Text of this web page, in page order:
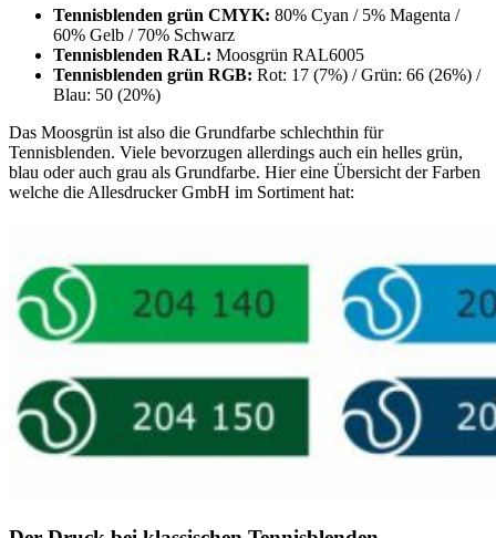
Tennisblenden grün CMYK: 80% Cyan / 5% Magenta /
60% Gelb / 70% Schwarz
Tennisblenden RAL: Moosgrün RAL6005
Tennisblenden grün RGB: Rot: 17 (7%) / Grün: 66 (26%) /
Blau: 50 (20%)
Das Moosgrün ist also die Grundfarbe schlechthin für
Tennisblenden. Viele bevorzugen allerdings auch ein helles grün,
blau oder auch grau als Grundfarbe. Hier eine Übersicht der Farben
welche die Allesdrucker GmbH im Sortiment hat: